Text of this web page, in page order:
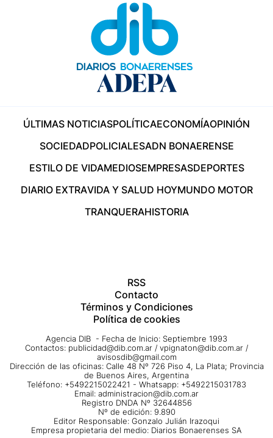
ÚLTIMAS NOTICIASPOLÍTICAECONOMÍAOPINIÓN
SOCIEDADPOLICIALESADN BONAERENSE
ESTILO DE VIDAMEDIOSEMPRESASDEPORTES
DIARIO EXTRAVIDA Y SALUD HOYMUNDO MOTOR
TRANQUERAHISTORIA
RSS
Contacto
Términos y Condiciones
Política de cookies
Agencia DIB - Fecha de Inicio: Septiembre 1993
Contactos: publicidad@dib.com.ar / vpignaton@dib.com.ar /
avisosdib@gmail.com
Dirección de las oficinas: Calle 48 Nº 726 Piso 4, La Plata; Provincia
de Buenos Aires, Argentina
Teléfono: +5492215022421 - Whatsapp: +5492215031783
Email: administracion@dib.com.ar
Registro DNDA Nº 32644856
Nº de edición: 9.890
Editor Responsable: Gonzalo Julián Irazoqui
Empresa propietaria del medio: Diarios Bonaerenses SA